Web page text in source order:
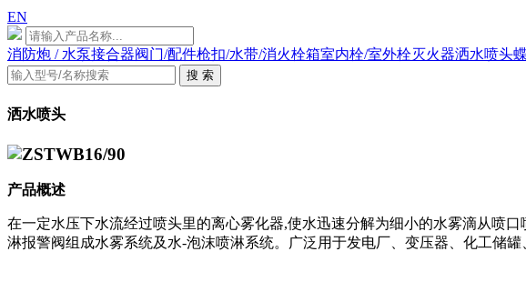
EN
消防炮 / 水泵接合器阀门/配件枪扣/水带/消火栓箱室内栓/室外栓灭火器洒水喷头
搜 索
洒水喷头
ZSTWB16/90
产品概述
在一定水压下水流经过喷头里的离心雾化器,使水迅速分解为细小的水雾滴从喷
淋报警阀组成水雾系统及水-泡沫喷淋系统。广泛用于发电厂、变压器、化工储